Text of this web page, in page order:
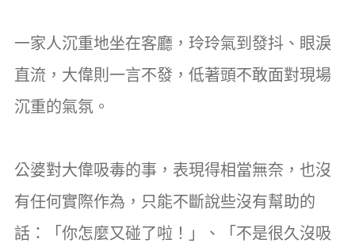
一家人沉重地坐在客廳，玲玲氣到發抖、眼淚
直流，大偉則一言不發，低著頭不敢面對現場
沉重的氣氛。
公婆對大偉吸毒的事，表現得相當無奈，也沒
有任何實際作為，只能不斷說些沒有幫助的
話：「你怎麼又碰了啦！」、「不是很久沒吸